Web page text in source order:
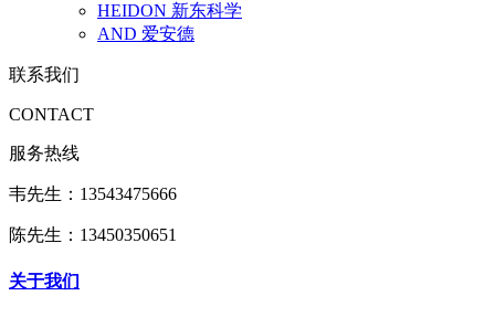
HEIDON 新东科学
AND 爱安德
联系我们
CONTACT
服务热线
韦先生：13543475666
陈先生：13450350651
关于我们